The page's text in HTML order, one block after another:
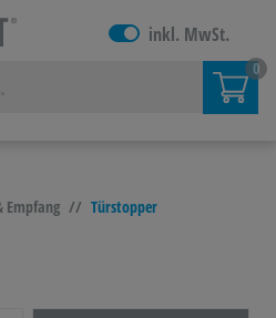
inkl. MwSt.
0
Empfang // Türstopper